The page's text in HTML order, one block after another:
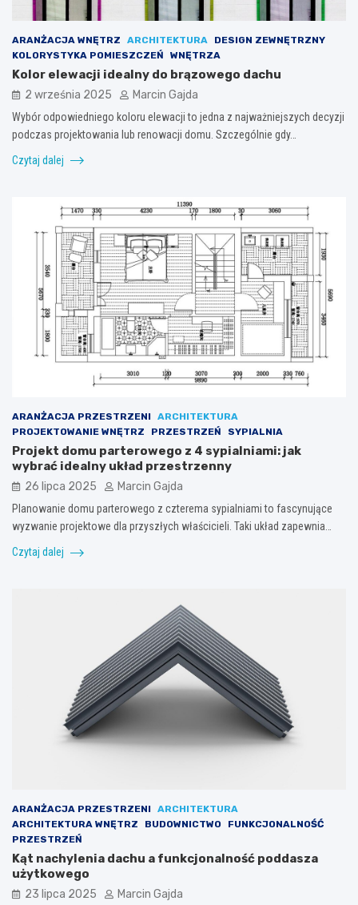
ARANŻACJA WNĘTRZ ARCHITEKTURA
DESIGN ZEWNĘTRZNY
KOLORYSTYKA POMIESZCZEŃ
WNĘTRZA
Kolor elewacji idealny do brązowego dachu
2 września 2025 Marcin Gajda
Wybór odpowiedniego koloru elewacji to jedna z najważniejszych decyzji
podczas projektowania lub renowacji domu. Szczególnie gdy…
Czytaj dalej
ARANŻACJA PRZESTRZENI
ARCHITEKTURA
PROJEKTOWANIE WNĘTRZ
PRZESTRZEŃ SYPIALNIA
Projekt domu parterowego z 4 sypialniami: jak
wybrać idealny układ przestrzenny
26 lipca 2025 Marcin Gajda
Planowanie domu parterowego z czterema sypialniami to fascynujące
wyzwanie projektowe dla przyszłych właścicieli. Taki układ zapewnia…
Czytaj dalej
ARANŻACJA PRZESTRZENI
ARCHITEKTURA
ARCHITEKTURA WNĘTRZ
BUDOWNICTWO
FUNKCJONALNOŚĆ
PRZESTRZEŃ
Kąt nachylenia dachu a funkcjonalność poddasza
użytkowego
23 lipca 2025 Marcin Gajda